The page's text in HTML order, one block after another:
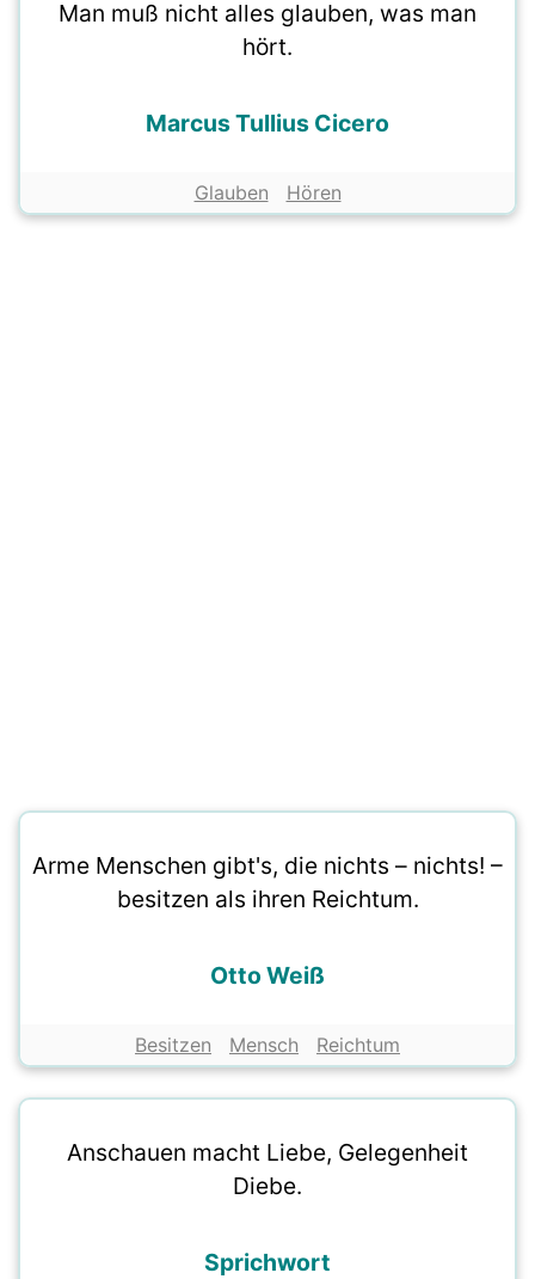
Man muß nicht alles glauben, was man
hört.
Marcus Tullius Cicero
Glauben Hören
Arme Menschen gibt's, die nichts – nichts! –
besitzen als ihren Reichtum.
Otto Weiß
Besitzen Mensch Reichtum
Anschauen macht Liebe, Gelegenheit
Diebe.
Sprichwort